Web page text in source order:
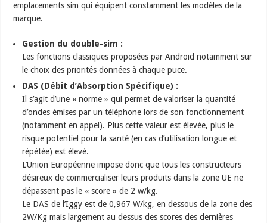
emplacements sim qui équipent constamment les modèles de la
marque.
Gestion du double-sim :
Les fonctions classiques proposées par Android notamment sur
le choix des priorités données à chaque puce.
DAS (Débit d’Absorption Spécifique) :
Il s’agit d’une « norme » qui permet de valoriser la quantité
d’ondes émises par un téléphone lors de son fonctionnement
(notamment en appel). Plus cette valeur est élevée, plus le
risque potentiel pour la santé (en cas d’utilisation longue et
répétée) est élevé.
L’Union Européenne impose donc que tous les constructeurs
désireux de commercialiser leurs produits dans la zone UE ne
dépassent pas le « score » de 2 w/kg.
Le DAS de l’Iggy est de 0,967 W/kg, en dessous de la zone des
2W/Kg mais largement au dessus des scores des dernières